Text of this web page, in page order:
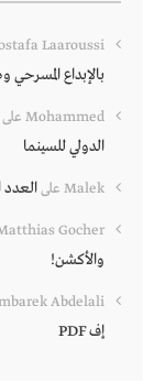
Laaroussi
بالإبداع المسرحي
Mohammed على
الدولي للسينما
Malek علىالعدد
Gocher
والأكشن!
Abdelali
إف PDF